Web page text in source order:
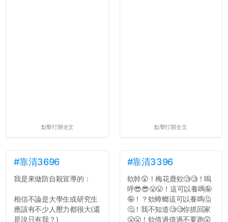
點擊打開全文 點擊打開全文
#靠清3696
我是來做防自殺宣導的：
相信不論是大學生或研究生
應該有不少人壓力都很大(還
是說只有我？)
#靠清3396
欸幹😲！梅花鹿欸🧐🧐！嗚
呼😎😎😤😤！這可以養嗎🤪
🤪！？欸蟑螂這可以養嗎🤔
🤔！我不知道🧐🧐你抓回家
😤😤！欸借過借過不要跑😲